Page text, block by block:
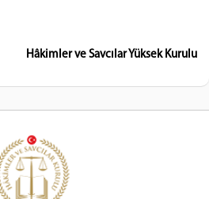
Hâkimler ve Savcılar Yüksek Kurulu